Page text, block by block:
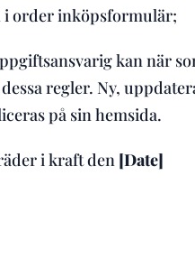
i order inköpsformulär;
kan när
regler. Ny,
på sin hemsida.
i kraft den [Date]